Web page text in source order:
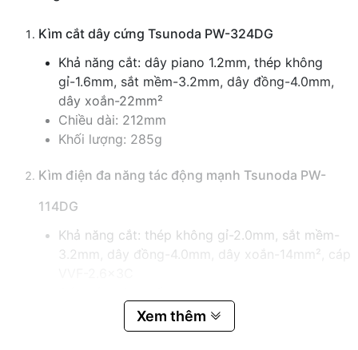
Kìm cắt dây cứng Tsunoda PW-324DG
Khả năng cắt: dây piano 1.2mm, thép không
gỉ-1.6mm, sắt mềm-3.2mm, dây đồng-4.0mm,
dây xoắn-22mm²
Chiều dài: 212mm
Khối lượng: 285g
Kìm điện đa năng tác động mạnh Tsunoda PW-
114DG
Khả năng cắt: thép không gỉ-2.0mm, sắt mềm-
3.2mm, dây đồng-4.0mm, dây xoắn-14mm², cáp
Chiều dài: 215mm
Khối lượng: 340g
Xem thêm